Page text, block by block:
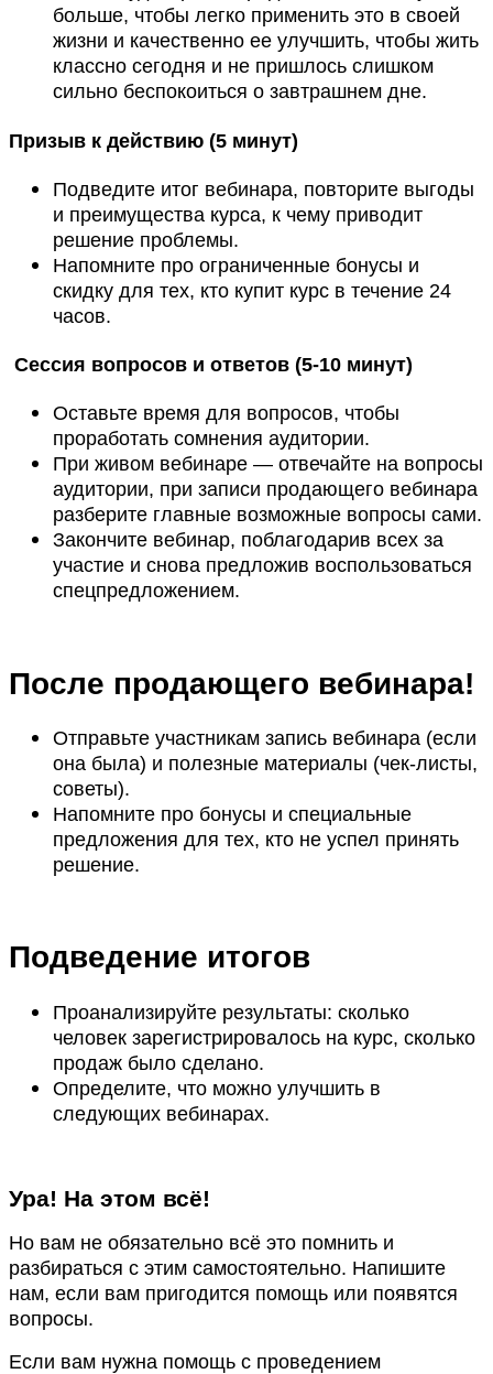
больше, чтобы легко применить это в своей
жизни и качественно ее улучшить, чтобы жить
классно сегодня и не пришлось слишком
сильно беспокоиться о завтрашнем дне.
Призыв к действию (5 минут)
Подведите итог вебинара, повторите выгоды
и преимущества курса, к чему приводит
решение проблемы.
Напомните про ограниченные бонусы и
скидку для тех, кто купит курс в течение 24
часов.
Сессия вопросов и ответов (5-10 минут)
Оставьте время для вопросов, чтобы
проработать сомнения аудитории.
При живом вебинаре — отвечайте на вопросы
аудитории, при записи продающего вебинара
разберите главные возможные вопросы сами.
Закончите вебинар, поблагодарив всех за
участие и снова предложив воспользоваться
спецпредложением.
После продающего вебинара!
Отправьте участникам запись вебинара (если
она была) и полезные материалы (чек-листы,
советы).
Напомните про бонусы и специальные
предложения для тех, кто не успел принять
решение.
Подведение итогов
Проанализируйте результаты: сколько
человек зарегистрировалось на курс, сколько
продаж было сделано.
Определите, что можно улучшить в
следующих вебинарах.
Ура! На этом всё!
Но вам не обязательно всё это помнить и
разбираться с этим самостоятельно. Напишите
нам, если вам пригодится помощь или появятся
вопросы.
Если вам нужна помощь с проведением